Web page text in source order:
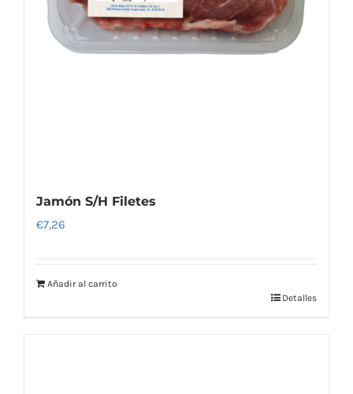
Jamón S/H Filetes
€7,26
Añadir al carrito
Detalles